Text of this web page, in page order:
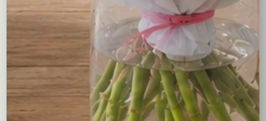
Kreatory bukietów
Flower boxy – kwiaty w pudełkach
Maskotki
Kosze kwiatowe
Balony
Tulipany
Kosze upominkowe